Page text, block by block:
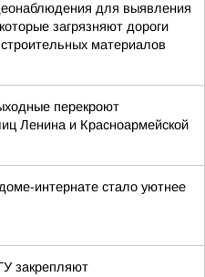
для выявления
загрязняют дороги
материалов
перекроют
Ленина и Красноармейской
интернате стало уютнее
закрепляют